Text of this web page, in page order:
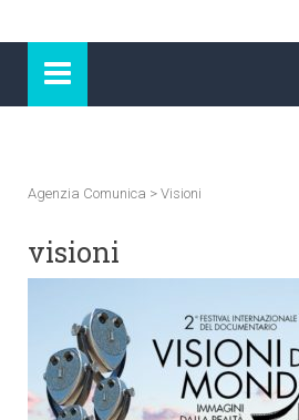
Agenzia Comunica > Visioni
visioni